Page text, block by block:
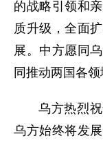
的战略引领和
质升级，全面
展。中方愿同
同推动两国各领
乌方热烈
乌方始终将发